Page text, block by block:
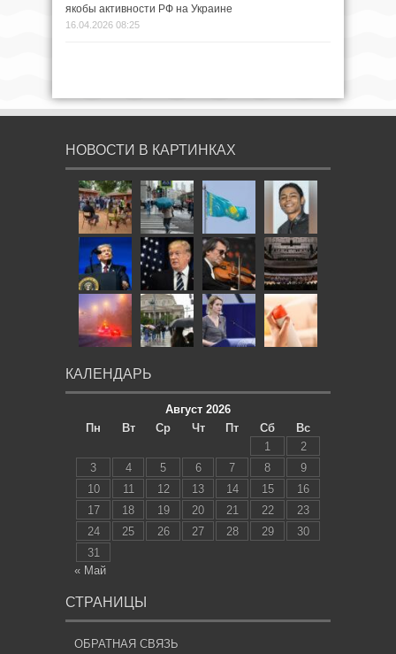
якобы активности РФ на Украине
16.04.2026 08:25
НОВОСТИ В КАРТИНКАХ
КАЛЕНДАРЬ
Август 2026
Пн
Вт Ср Чт Пт Сб
Вс
1
2
3
4 5 6 7 8
9
10
11 12 13 14 15
16
17
18 19 20 21 22
23
24
25 26 27 28 29
30
31
« Май
СТРАНИЦЫ
ОБРАТНАЯ СВЯЗЬ